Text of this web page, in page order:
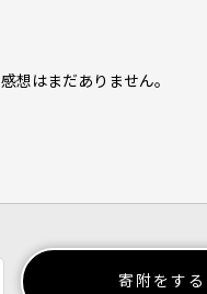
感想はまだありません。
寄附をする